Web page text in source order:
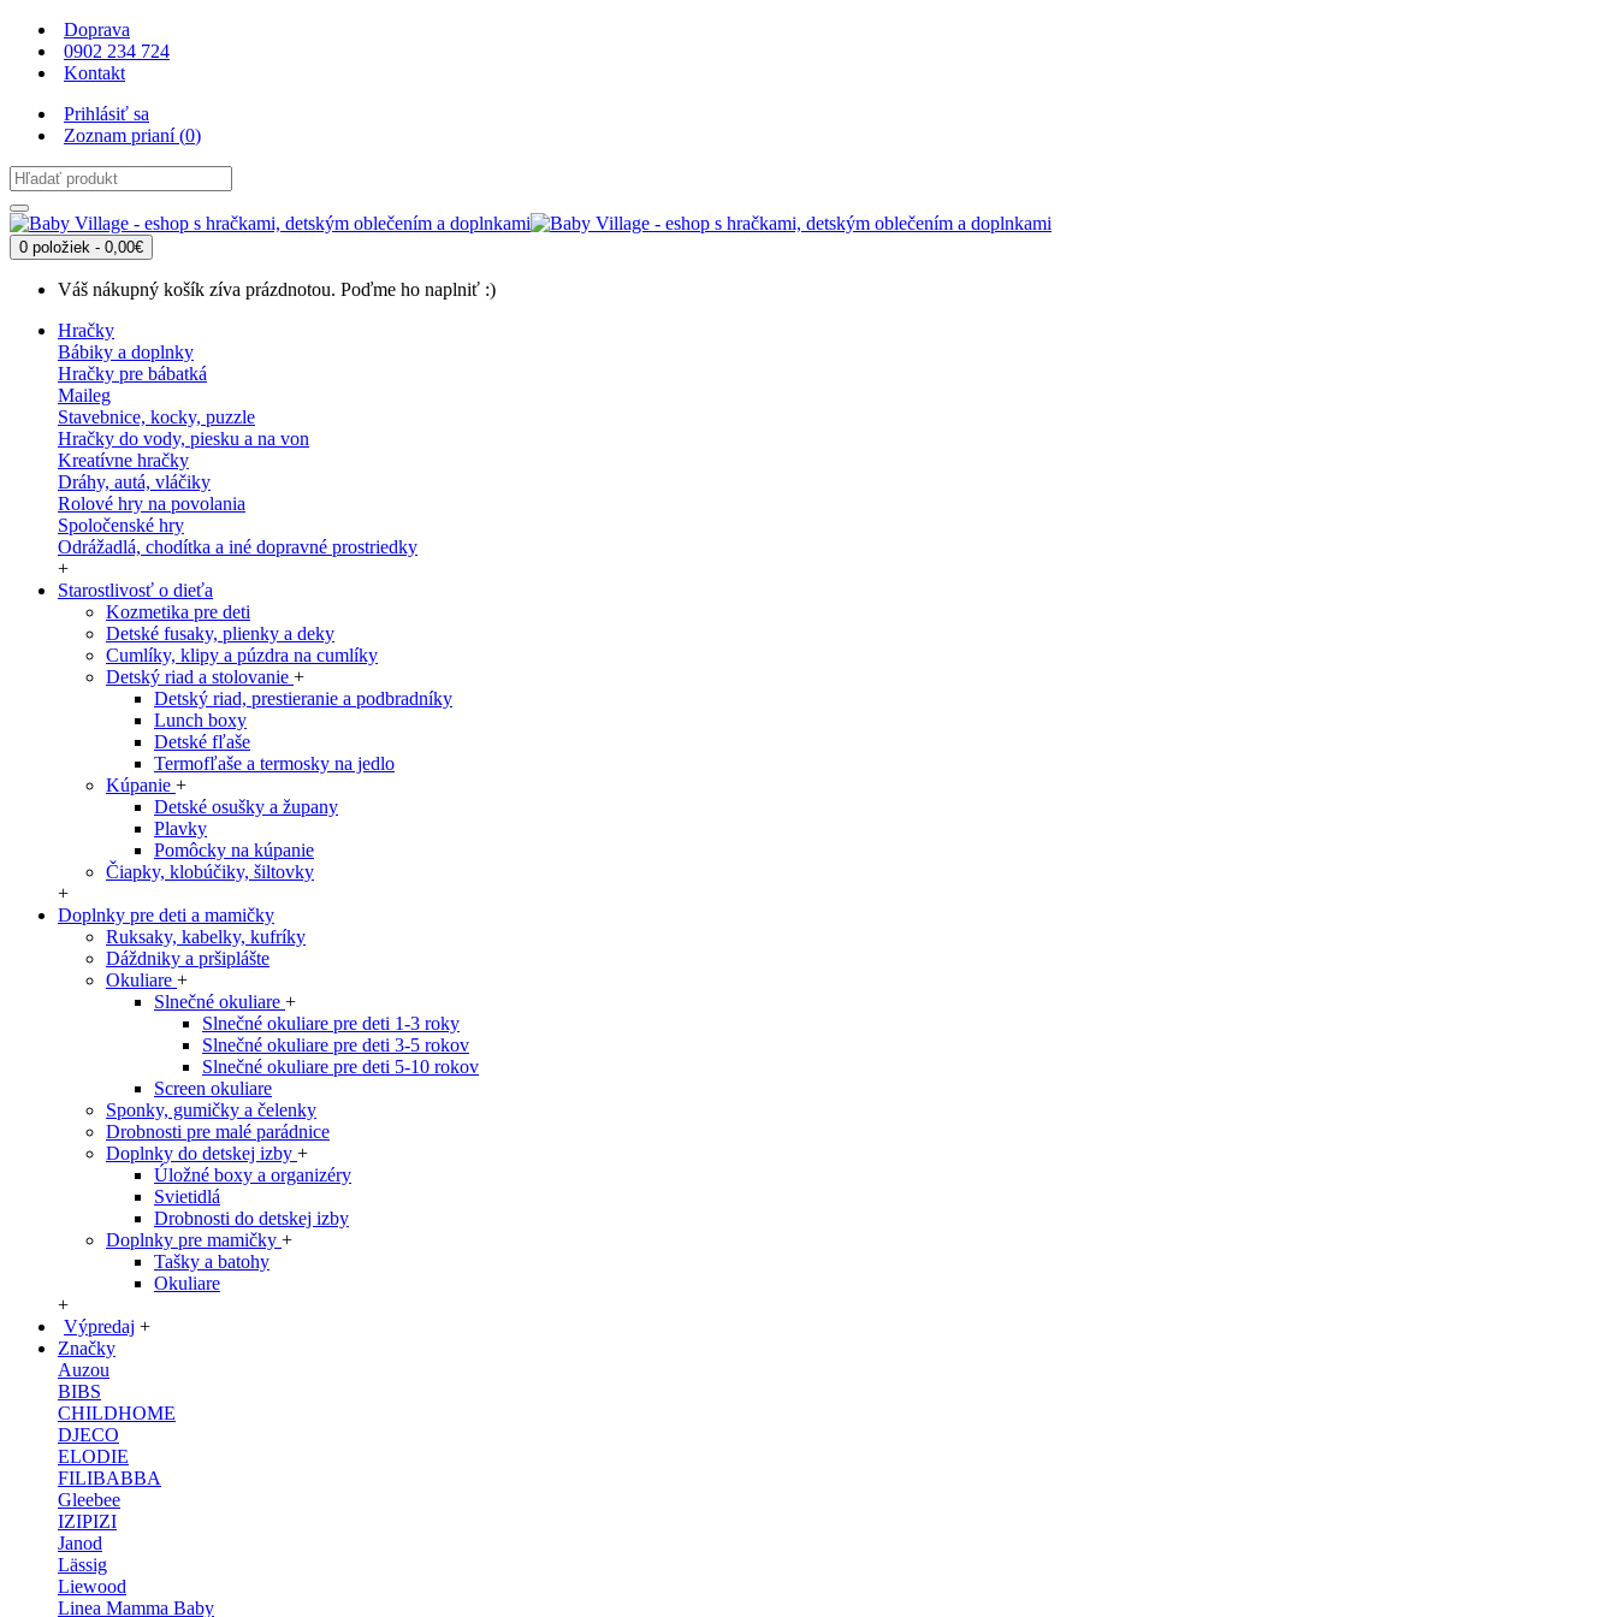
Doprava
0902 234 724
Kontakt
Prihlásiť sa
Zoznam prianí (0)
0 položiek - 0,00€
Váš nákupný košík zíva prázdnotou. Poďme ho naplniť :)
Hračky
Bábiky a doplnky
Hračky pre bábatká
Maileg
Stavebnice, kocky, puzzle
Hračky do vody, piesku a na von
Kreatívne hračky
Dráhy, autá, vláčiky
Rolové hry na povolania
Spoločenské hry
Odrážadlá, chodítka a iné dopravné prostriedky
+
Starostlivosť o dieťa
Kozmetika pre deti
Detské fusaky, plienky a deky
Cumlíky, klipy a púzdra na cumlíky
Detský riad a stolovanie +
Detský riad, prestieranie a podbradníky
Lunch boxy
Detské fľaše
Termofľaše a termosky na jedlo
Kúpanie +
Detské osušky a župany
Plavky
Pomôcky na kúpanie
Čiapky, klobúčiky, šiltovky
+
Doplnky pre deti a mamičky
Ruksaky, kabelky, kufríky
Dáždniky a pršiplášte
Okuliare +
Slnečné okuliare +
Slnečné okuliare pre deti 1-3 roky
Slnečné okuliare pre deti 3-5 rokov
Slnečné okuliare pre deti 5-10 rokov
Screen okuliare
Sponky, gumičky a čelenky
Drobnosti pre malé parádnice
Doplnky do detskej izby +
Úložné boxy a organizéry
Svietidlá
Drobnosti do detskej izby
Doplnky pre mamičky +
Tašky a batohy
Okuliare
+
Výpredaj +
Značky
Auzou
BIBS
CHILDHOME
DJECO
ELODIE
FILIBABBA
Gleebee
IZIPIZI
Janod
Lässig
Liewood
Linea Mamma Baby